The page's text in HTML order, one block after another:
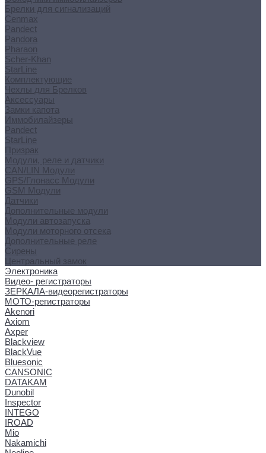
Брелки для сигнализаций
Cenmax
Pandect
Pandora
Pharaon
Scher-Khan
StarLine
Комплектующие
Чехлы для Брелков
Аксессуары
Замки капота
Иммобилайзеры
Pandect
StarLine
Призрак
Модули, реле и датчики
CAN/LIN Модули
GPS/Глонасс Модули
GSM Модули
Датчики
Дополнительные модули
Модули автозапуска
Модули моторного отсека
Дополнительные реле
Сирены
Центральный замок
Электроника
Видео- регистраторы
ЗЕРКАЛА-видеорегистраторы
МОТО-регистраторы
Akenori
Axiom
Axper
Blackview
BlackVue
Bluesonic
CANSONIC
DATAKAM
Dunobil
Inspector
INTEGO
IROAD
Mio
Nakamichi